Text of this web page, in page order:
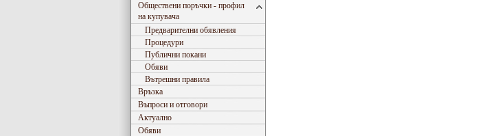
Обществени поръчки - профил
на купувача
Предварителни обявления
Процедури
Публични покани
Обяви
Вътрешни правила
Връзка
Въпроси и отговори
Актуално
Обяви